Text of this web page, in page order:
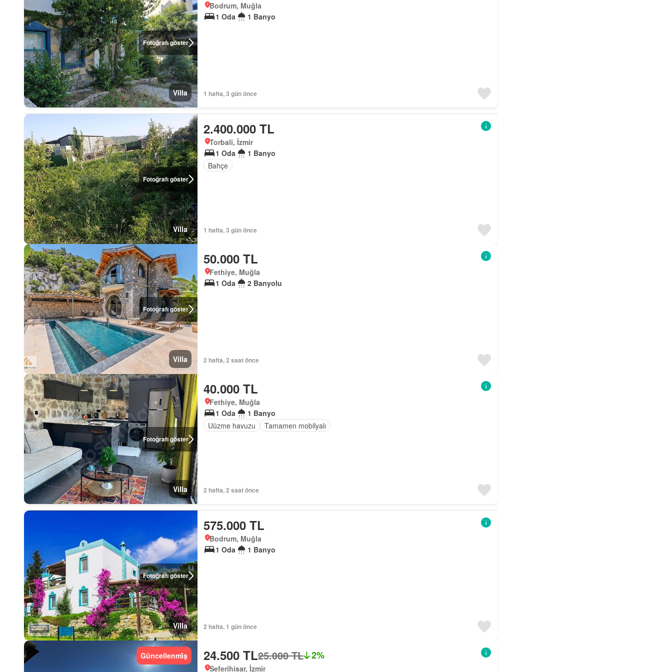
Fotoğrafı göster
Villa
Bodrum, Muğla
1 Oda
1 Banyo
1 hafta, 3 gün önce
Fotoğrafı göster
Villa
2.400.000 TL
Torbali, İzmir
1 Oda
1 Banyo
Bahçe
1 hafta, 3 gün önce
Fotoğrafı göster
Villa
50.000 TL
Fethiye, Muğla
1 Oda
2 Banyolu
2 hafta, 2 saat önce
Fotoğrafı göster
Villa
40.000 TL
Fethiye, Muğla
1 Oda
1 Banyo
Uüzme havuzu
Tamamen mobilyalı
2 hafta, 2 saat önce
Fotoğrafı göster
Villa
575.000 TL
Bodrum, Muğla
1 Oda
1 Banyo
2 hafta, 1 gün önce
Güncellenmi̇ş 24.500 TL25.000 TL 2%
Seferihisar, İzmir